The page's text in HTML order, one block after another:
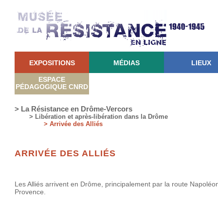
EXPOSITIONS MÉDIAS LIEUX
ESPACE
PÉDAGOGIQUE CNRD
> La Résistance en Drôme-Vercors
> Libération et après-libération dans la Drôme
> Arrivée des Alliés
ARRIVÉE DES ALLIÉS
Les Alliés arrivent en Drôme, principalement par la route
Provence.